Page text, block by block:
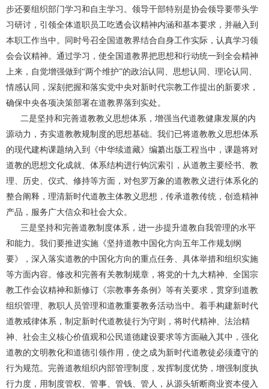
步还要组织部门学习和自主学习。领导干部特别是协会领导要带头学
习研讨，引领全体道职员工吃透会议精神内涵和基本要求，并融入到
本职工作当中。同时号召全国道教界结合自身工作实际，认真学习领
会会议精神。通过学习，使全国道教界把思想和行动统一到全会精神
上来，自觉增强做到“两个维护”的政治认同、思想认同、理论认同、
情感认同，深刻把握和落实党中央对新时代宗教工作提出的新要求，
确保中央各项决策部署在道教界落到实处。
二是坚持和完善道教教义思想体系，增强当代道教健康发展的内
源动力，夯实道教教规制度的思想基础。我们已将道教教义思想体系
的现代建构课题纳入到《中华续道藏》编纂出版工程当中，课题将对
道教的思想文化成就、体系结构进行钩沉索引，从道教主要经书、教
理、历史、仪式、修持等方面，对包罗万象的道教教义进行体系化的
整合阐释，理清新时代道教主体教义思想，传承道教传统，创造精神
产品，服务广大信众和社会大众。
三是坚持和完善道教制度体系，进一步提升道教自我管理的水平
和能力。我们要推进实施《坚持道教中国化方向五年工作规划纲
要》，深入落实道教的中国化方向的重点任务、具体举措和组织实施
等方面内容。修改和完善有关教制规章，将党的十九大精神、全国宗
教工作会议精神和新修订《宗教事务条例》等有关要求，贯穿到道教
组织管理、教职人员管理和道教重要教务活动当中。着手构建新时代
道教戒律体系，制定新时代道教徒行为守则，将时代精神、法治精
神、社会主义核心价值观和公民道德建设要求等方面融入其中，强化
道教的文明教化和道德引领作用，使之成为新时代道教徒必须遵守的
行为规范。完善道教组织内部管理制度，发挥制度优势，增强制度执
行力度，用制度管权、管事、管钱、管人，从源头斩断商业资本侵入